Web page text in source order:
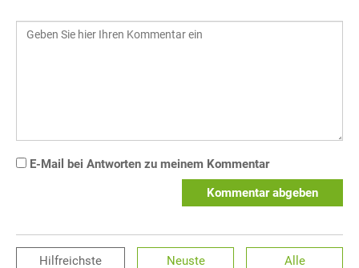
E-Mail bei Antworten zu meinem Kommentar
Kommentar abgeben
Hilfreichste Neuste Alle